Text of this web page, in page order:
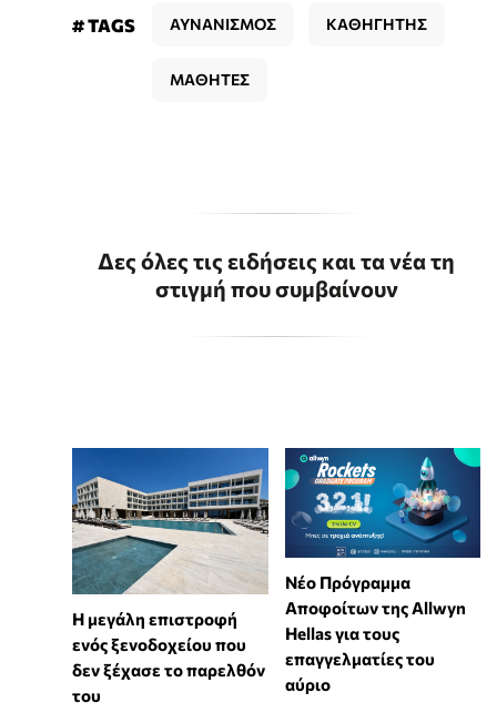
# TAGS ΑΥΝΑΝΙΣΜΟΣ ΚΑΘΗΓΗΤΗΣ
ΜΑΘΗΤΕΣ
Δες όλες τις ειδήσεις και τα νέα τη
στιγμή που συμβαίνουν
Η μεγάλη επιστροφή
ενός ξενοδοχείου που
δεν ξέχασε το παρελθόν
του
Νέο Πρόγραμμα
Αποφοίτων της Allwyn
Hellas για τους
επαγγελματίες του
αύριο